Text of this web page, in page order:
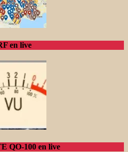
en live
QO-100 en live